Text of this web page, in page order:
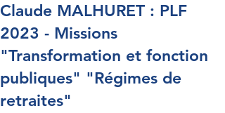
Claude MALHURET : PLF
2023 - Missions
"Transformation et fonction
publiques" "Régimes de
retraites"